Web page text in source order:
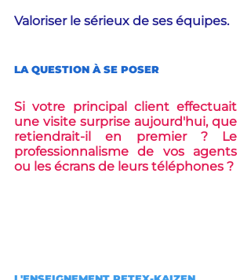
Valoriser le sérieux de ses équipes.
LA QUESTION À SE POSER
Si votre principal client effectuait
une visite surprise aujourd'hui, que
retiendrait-il en premier ? Le
professionnalisme de vos agents
ou les écrans de leurs téléphones ?